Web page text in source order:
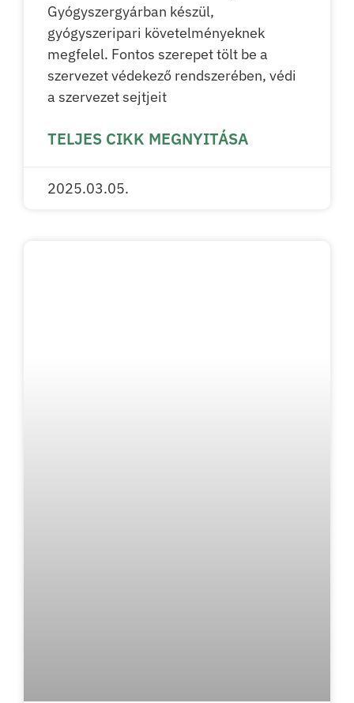
Gyógyszergyárban készül,
gyógyszeripari követelményeknek
megfelel. Fontos szerepet tölt be a
szervezet védekező rendszerében, védi
a szervezet sejtjeit
TELJES CIKK MEGNYITÁSA
2025.03.05.